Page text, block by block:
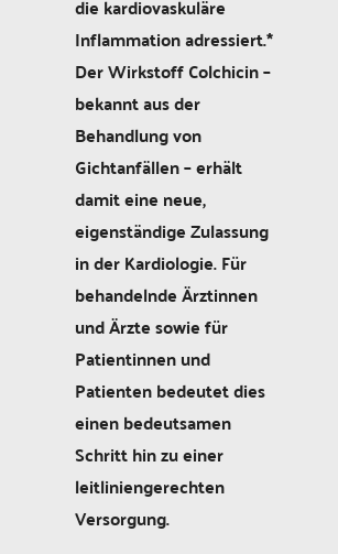
die kardiovaskuläre
Inflammation adressiert.*
Der Wirkstoff Colchicin –
bekannt aus der
Behandlung von
Gichtanfällen – erhält
damit eine neue,
eigenständige Zulassung
in der Kardiologie. Für
behandelnde Ärztinnen
und Ärzte sowie für
Patientinnen und
Patienten bedeutet dies
einen bedeutsamen
Schritt hin zu einer
leitliniengerechten
Versorgung.